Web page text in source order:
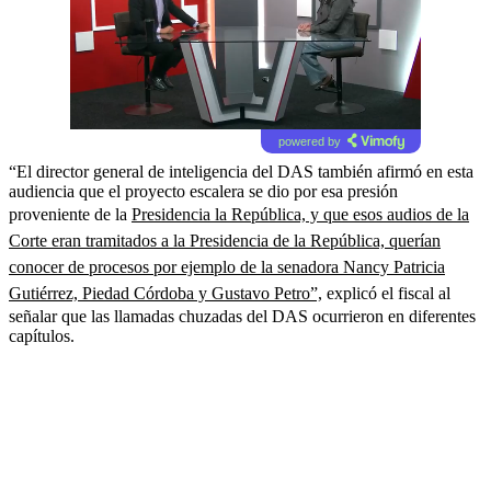
powered by
“El director general de inteligencia del DAS también afirmó en esta
audiencia que el proyecto escalera se dio por esa presión
proveniente de la Presidencia la República, y que esos audios de la
Corte eran tramitados a la Presidencia de la República, querían
conocer de procesos por ejemplo de la senadora Nancy Patricia
Gutiérrez, Piedad Córdoba y Gustavo Petro”, explicó el fiscal al
señalar que las llamadas chuzadas del DAS ocurrieron en diferentes
capítulos.